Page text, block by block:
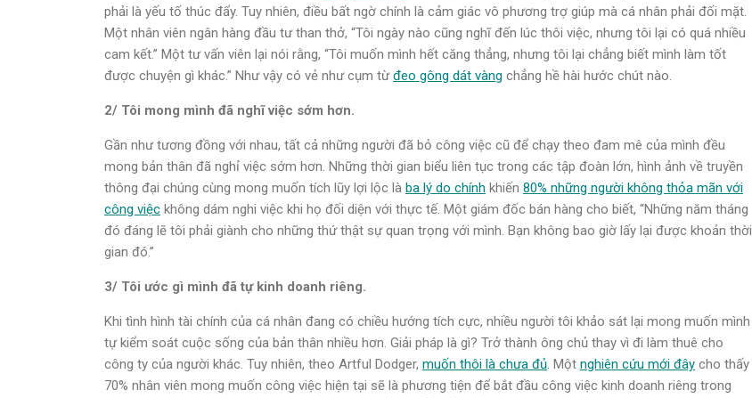
phải là yếu tố thúc đẩy. Tuy nhiên, điều bất ngờ chính là cảm giác vô phương trợ giúp mà cá nhân phải đối mặt.
Một nhân viên ngân hàng đầu tư than thở, “Tôi ngày nào cũng nghĩ đến lúc thôi việc, nhưng tôi lại có quá nhiều
cam kết.” Một tư vấn viên lại nói rằng, “Tôi muốn mình hết căng thẳng, nhưng tôi lại chẳng biết mình làm tốt
được chuyện gì khác.” Như vậy có vẻ như cụm từđeo gông dát vàng chẳng hề hài hước chút nào.
2/ Tôi mong mình đã nghĩ việc sớm hơn.
Gần như tương đồng với nhau, tất cả những người đã bỏ công việc cũ để chạy theo đam mê của mình đều
mong bản thân đã nghỉ việc sớm hơn. Những thời gian biểu liên tục trong các tập đoàn lớn, hình ảnh về truyền
thông đại chúng cùng mong muốn tích lũy lợi lộc là ba lý do chính khiến 80% những người không thỏa mãn với
công việc không dám nghi việc khi họ đối diện với thực tế. Một giám đốc bán hàng cho biết, “Những năm tháng
đó đáng lẽ tôi phải giành cho những thứ thật sự quan trọng với mình. Bạn không bao giờ lấy lại được khoản thời
gian đó.”
3/ Tôi ước gì mình đã tự kinh doanh riêng.
Khi tình hình tài chính của cá nhân đang có chiều hướng tích cực, nhiều người tôi khảo sát lại mong muốn mình
tự kiểm soát cuộc sống của bản thân nhiều hơn. Giải pháp là gì? Trở thành ông chủ thay vì đi làm thuê cho
công ty của người khác. Tuy nhiên, theo Artful Dodger, muốn thôi là chưa đủ. Một nghiên cứu mới đây cho thấy
70% nhân viên mong muốn công việc hiện tại sẽ là phương tiện để bắt đầu công việc kinh doanh riêng trong